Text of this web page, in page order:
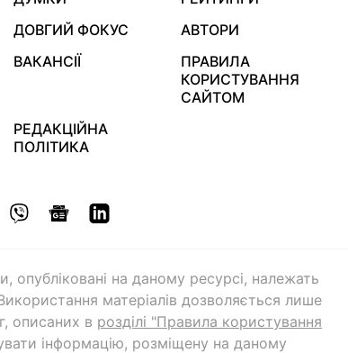
ДОВГИЙ ФОКУС
АВТОРИ
ВАКАНСІЇ
ПРАВИЛА
КОРИСТУВАННЯ
САЙТОМ
РЕДАКЦІЙНА
ПОЛІТИКА
опубліковані на даному ресурсі, належать
матеріалів дозволяється лише
описаних в розділі "Правила користування
інформацію, розміщену на даному